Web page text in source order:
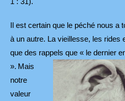
Il est certain que le péché nous a
à un autre. La vieillesse, les rides
que des rappels que « le dernier
». Mais
notre
valeur